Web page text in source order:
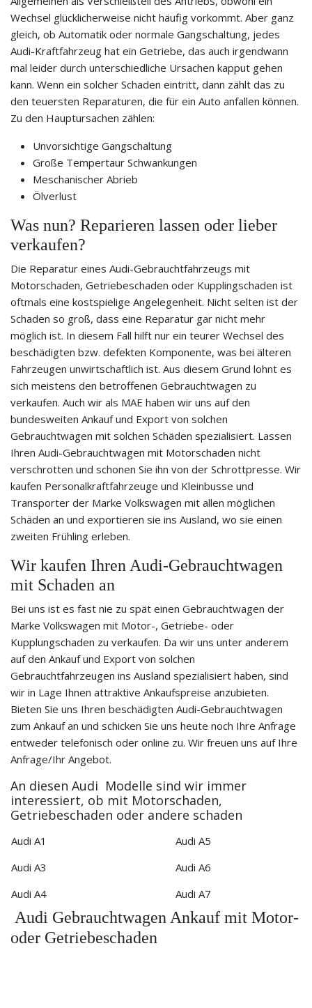
Wechsel glücklicherweise nicht häufig vorkommt. Aber ganz
gleich, ob Automatik oder normale Gangschaltung, jedes
Audi-Kraftfahrzeug hat ein Getriebe, das auch irgendwann
mal leider durch unterschiedliche Ursachen kapput gehen
kann. Wenn ein solcher Schaden eintritt, dann zählt das zu
den teuersten Reparaturen, die für ein Auto anfallen können.
Zu den Hauptursachen zählen:
Unvorsichtige Gangschaltung
Große Tempertaur Schwankungen
Meschanischer Abrieb
Ölverlust
Was nun? Reparieren lassen oder lieber
verkaufen?
Die Reparatur eines Audi-Gebrauchtfahrzeugs mit
Motorschaden, Getriebeschaden oder Kupplingschaden ist
oftmals eine kostspielige Angelegenheit. Nicht selten ist der
Schaden so groß, dass eine Reparatur gar nicht mehr
möglich ist. In diesem Fall hilft nur ein teurer Wechsel des
beschädigten bzw. defekten Komponente, was bei älteren
Fahrzeugen unwirtschaftlich ist. Aus diesem Grund lohnt es
sich meistens den betroffenen Gebrauchtwagen zu
verkaufen. Auch wir als MAE haben wir uns auf den
bundesweiten Ankauf und Export von solchen
Gebrauchtwagen mit solchen Schäden spezialisiert. Lassen
Ihren Audi-Gebrauchtwagen mit Motorschaden nicht
verschrotten und schonen Sie ihn von der Schrottpresse. Wir
kaufen Personalkraftfahrzeuge und Kleinbusse und
Transporter der Marke Volkswagen mit allen möglichen
Schäden an und exportieren sie ins Ausland, wo sie einen
zweiten Frühling erleben.
Wir kaufen Ihren Audi-Gebrauchtwagen
mit Schaden an
Bei uns ist es fast nie zu spät einen Gebrauchtwagen der
Marke Volkswagen mit Motor-, Getriebe- oder
Kupplungschaden zu verkaufen. Da wir uns unter anderem
auf den Ankauf und Export von solchen
Gebrauchtfahrzeugen ins Ausland spezialisiert haben, sind
wir in Lage Ihnen attraktive Ankaufspreise anzubieten.
Bieten Sie uns Ihren beschädigten Audi-Gebrauchtwagen
zum Ankauf an und schicken Sie uns heute noch Ihre Anfrage
entweder telefonisch oder online zu. Wir freuen uns auf Ihre
Anfrage/Ihr Angebot.
An diesen Audi Modelle sind wir immer
interessiert, ob mit Motorschaden,
Getriebeschaden oder andere schaden
Audi A1
Audi A5
Audi A3
Audi A6
Audi A4
Audi A7
Audi Gebrauchtwagen Ankauf mit Motor-
oder Getriebeschaden